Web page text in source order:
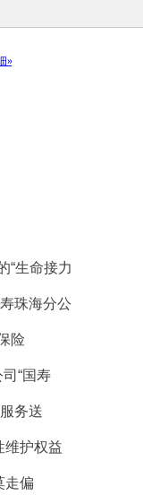
“生命接力
珠海分公
险
“国寿
务送
维护权益
走偏